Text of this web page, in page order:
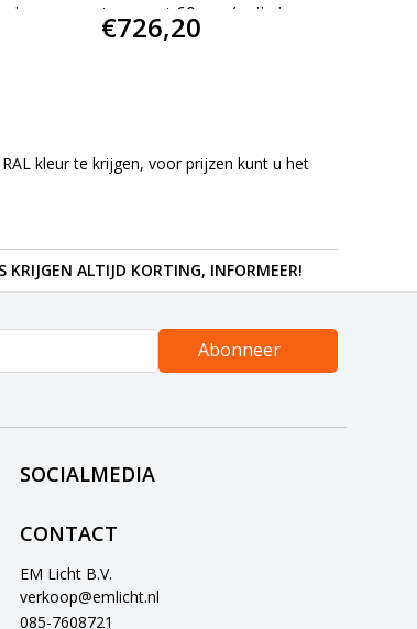
is
topmaat 60mm (prijs is
incl. verzendkosten)
€726,20
kleur te krijgen, voor prijzen kunt u het
KRIJGEN ALTIJD KORTING, INFORMEER!
Abonneer
SOCIALMEDIA
CONTACT
EM Licht B.V.
verkoop@emlicht.nl
085-7608721